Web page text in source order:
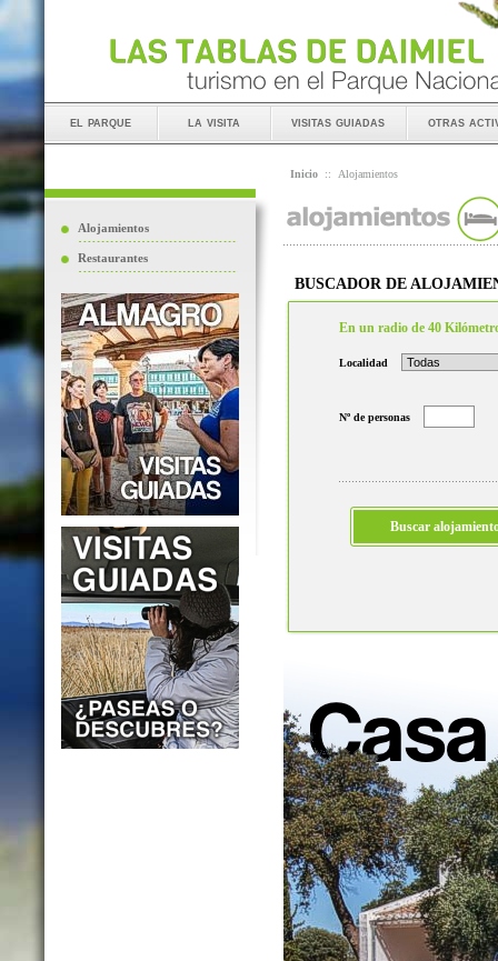
el parque la visita visitas guiadas otras
Alojamientos
Restaurantes
Inicio :: Alojamientos
BUSCADOR DE
En un radio de 40
Localidad
Nº de personas